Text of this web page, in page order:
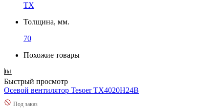
TX
Толщина, мм.
70
Похожие товары
Быстрый просмотр
Осевой вентилятор Tesoer TX4020H24B
Под заказ